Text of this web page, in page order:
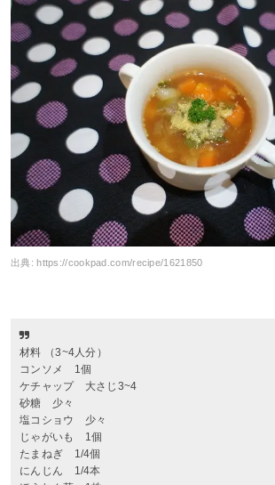
出典: https://cookpad.com/recipe/1621850
材料 （3~4人分）
コンソメ 1個
ケチャップ 大さじ3~4
砂糖 少々
塩コショウ 少々
じゃがいも 1個
たまねぎ 1/4個
にんじん 1/4本